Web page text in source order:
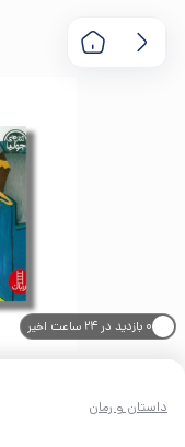
۰ خریدار در ۱ ماه اخیر
داستان و رمان